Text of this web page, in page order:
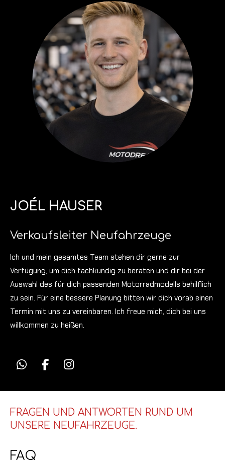
JOÉL HAUSER
Verkaufsleiter Neufahrzeuge
Ich und mein gesamtes Team stehen dir gerne zur
Verfügung, um dich fachkundig zu beraten und dir bei der
Auswahl des für dich passenden Motorradmodells behilflich
zu sein. Für eine bessere Planung bitten wir dich vorab einen
Termin mit uns zu vereinbaren. Ich freue mich, dich bei uns
willkommen zu heißen.
W
a
s
A
F
c
b
o
I
s
a
g
FRAGEN UND ANTWORTEN RUND UM
UNSERE NEUFAHRZEUGE.
FAQ